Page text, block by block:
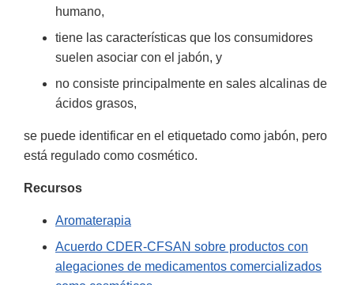
humano,
tiene las características que los consumidores
suelen asociar con el jabón, y
no consiste principalmente en sales alcalinas de
ácidos grasos,
se puede identificar en el etiquetado como jabón, pero
está regulado como cosmético.
Recursos
Aromaterapia
Acuerdo CDER-CFSAN sobre productos con
alegaciones de medicamentos comercializados